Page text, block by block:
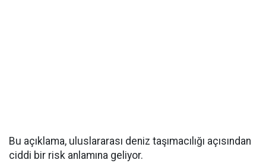
Bu açıklama, uluslararası deniz taşımacılığı açısından
ciddi bir risk anlamına geliyor.